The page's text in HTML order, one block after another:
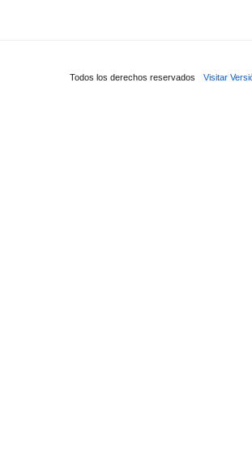
Todos los derechos reservados Visitar